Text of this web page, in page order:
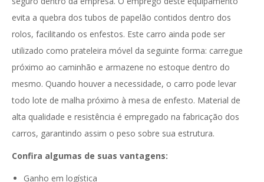
evita a quebra dos tubos de papelão contidos dentro dos
rolos, facilitando os enfestos. Este carro ainda pode ser
utilizado como prateleira móvel da seguinte forma: carregue
próximo ao caminhão e armazene no estoque dentro do
mesmo. Quando houver a necessidade, o carro pode levar
todo lote de malha próximo à mesa de enfesto. Material de
alta qualidade e resistência é empregado na fabricação dos
carros, garantindo assim o peso sobre sua estrutura.
Confira algumas de suas vantagens:
Ganho em logística